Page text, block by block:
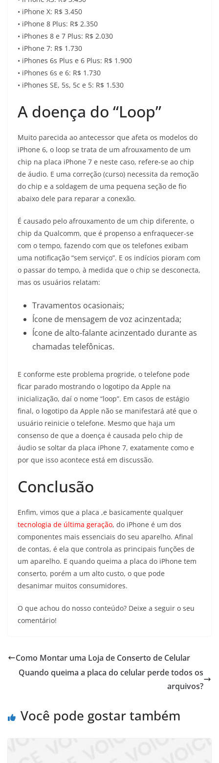
• iPhone X: R$ 3.450
• iPhone 8 Plus: R$ 2.350
• iPhones 8 e 7 Plus: R$ 2.030
• iPhone 7: R$ 1.730
• iPhones 6s Plus e 6 Plus: R$ 1.900
• iPhones 6s e 6: R$ 1.730
• iPhones SE, 5s, 5c e 5: R$ 1.530
A doença do “Loop”
Muito parecida ao antecessor que afeta os modelos do
iPhone 6, o loop se trata de um afrouxamento de um
chip na placa iPhone 7 e neste caso, refere-se ao chip
de áudio. E uma correção (curso) necessita da remoção
do chip e a soldagem de uma pequena seção de fio
abaixo dele para reparar a conexão.
É causado pelo afrouxamento de um chip diferente, o
chip da Qualcomm, que é propenso a enfraquecer-se
com o tempo, fazendo com que os telefones exibam
uma notificação “sem serviço”. E os indícios pioram com
o passar do tempo, à medida que o chip se desconecta,
mas os usuários relatam:
Travamentos ocasionais;
Ícone de mensagem de voz acinzentada;
Ícone de alto-falante acinzentado durante as
chamadas telefônicas.
E conforme este problema progride, o telefone pode
ficar parado mostrando o logotipo da Apple na
inicialização, daí o nome “loop”. Em casos de estágio
final, o logotipo da Apple não se manifestará até que o
usuário reinicie o telefone. Mesmo que haja um
consenso de que a doença é causada pelo chip de
áudio se soltar da placa iPhone 7, exatamente como e
por que isso acontece está em discussão.
Conclusão
Enfim, vimos que a placa ,e basicamente qualquer
tecnologia de última geração, do iPhone é um dos
componentes mais essenciais do seu aparelho. Afinal
de contas, é ela que controla as principais funções de
um aparelho. E quando queima a placa do iPhone tem
conserto, porém a um alto custo, o que pode
desanimar muitos consumidores.
O que achou do nosso conteúdo? Deixe a seguir o seu
comentário!
Como Montar uma Loja de Conserto de Celular
Quando queima a placa do celular perde todos os
arquivos?
Você pode gostar também